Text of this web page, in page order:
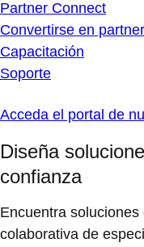
Partner Connect
Convertirse en partner
Capacitación
Soporte
Acceda el portal de
Diseña
confianza
Encuentra
colaborativa de